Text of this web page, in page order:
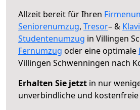
Allzeit bereit für Ihren
Seniorenumzug, Tresor– &
Studentenumzug in Villingen
Fernumzug oder eine optimale
Villingen Schwenningen nach
Erhalten Sie jetzt in nur
unverbindliche und kostenfreie